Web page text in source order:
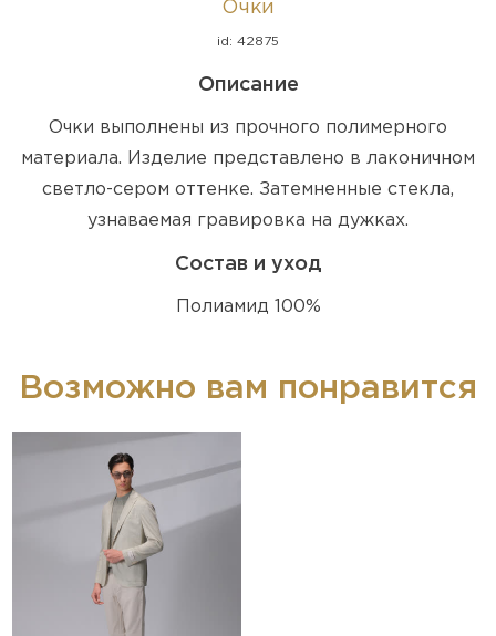
Очки
id: 42875
Описание
Очки выполнены из прочного полимерного
материала. Изделие представлено в лаконичном
светло-сером оттенке. Затемненные стекла,
узнаваемая гравировка на дужках.
Состав и уход
Полиамид 100%
Возможно вам понравится